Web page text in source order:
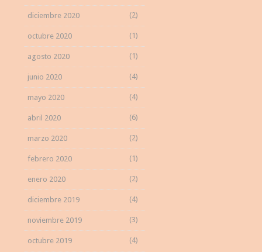
diciembre 2020 (2)
octubre 2020 (1)
agosto 2020 (1)
junio 2020 (4)
mayo 2020 (4)
abril 2020 (6)
marzo 2020 (2)
febrero 2020 (1)
enero 2020 (2)
diciembre 2019 (4)
noviembre 2019 (3)
octubre 2019 (4)